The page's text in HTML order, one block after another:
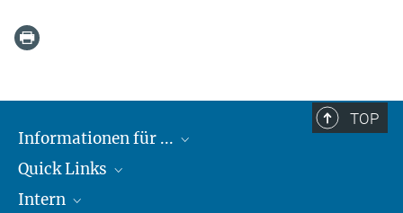
TOP
Informationen für ...
Lieferanten
Studierende
Quick Links
Max-Planck-Gesellschaft
Intern